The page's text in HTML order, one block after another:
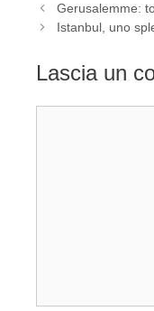
Gerusalemme:
Istanbul, uno
Lascia un